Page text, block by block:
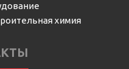
химия